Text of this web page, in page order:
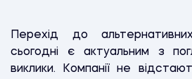
Перехід до
сьогодні є актуальним з
виклики. Компанії не